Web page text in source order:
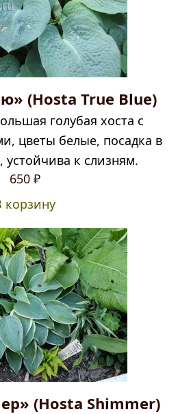
(Hosta True Blue)
голубая хоста с
цветы белые, посадка в
устойчива к слизням.
650 ₽
корзину
(Hosta Shimmer)